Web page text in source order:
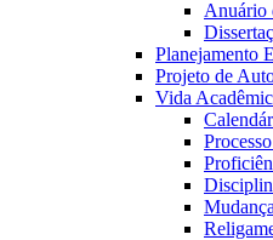
Anuário
Planejamento
Projeto de
Vida